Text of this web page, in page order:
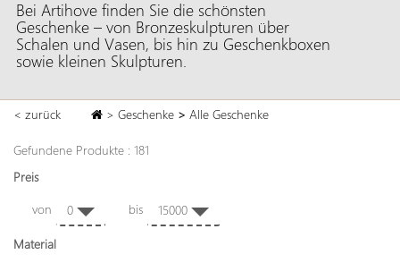
Bei Artihove finden Sie die schönsten
Geschenke – von Bronzeskulpturen über
Schalen und Vasen, bis hin zu Geschenkboxen
sowie kleinen Skulpturen.
< zurück > Geschenke > Alle Geschenke
Gefundene Produkte : 181
Preis
von 0 bis 15000
Material